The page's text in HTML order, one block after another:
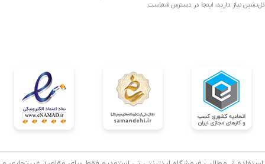
دل‌نشین نیاز دارید، اینجا در دسترس شماست.